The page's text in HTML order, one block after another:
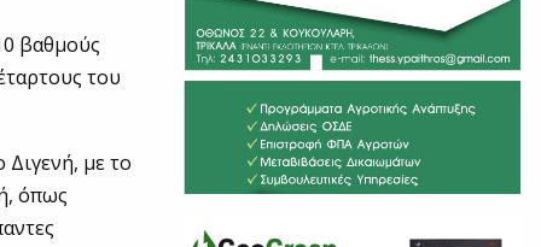
βαθμούς
του
Διγενή, με το
όπως